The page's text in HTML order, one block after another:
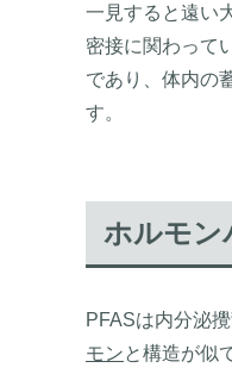
一見すると遠い
密接に関わって
であり、体内の
す。
ホルモン
PFASは内分泌
モンと構造が似